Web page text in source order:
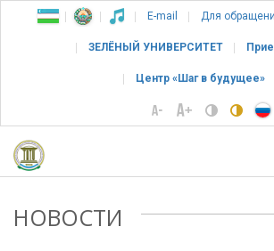
E-mail Для
ЗЕЛЁНЫЙ УНИВЕРСИТЕТ
Центр «Шаг в будущее»
НОВОСТИ